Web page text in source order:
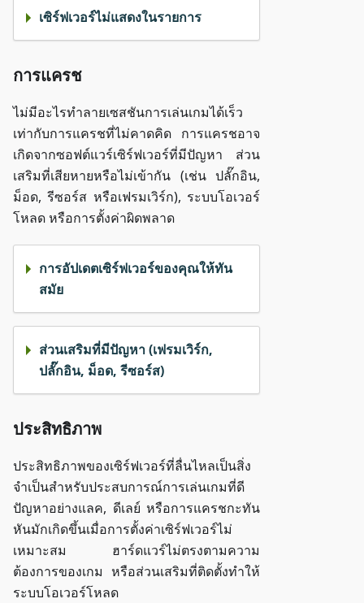
เซิร์ฟเวอร์ไม่แสดงในรายการ
การแครช
ไม่มีอะไรทำลายเซสชันการเล่นเกมได้เร็ว
เท่ากับการแครชที่ไม่คาดคิด การแครชอาจ
เกิดจากซอฟต์แวร์เซิร์ฟเวอร์ที่มีปัญหา ส่วน
เสริมที่เสียหายหรือไม่เข้ากัน (เช่น ปลั๊กอิน,
ม็อด, รีซอร์ส หรือเฟรมเวิร์ก), ระบบโอเวอร์
โหลด หรือการตั้งค่าผิดพลาด
การอัปเดตเซิร์ฟเวอร์ของคุณให้ทัน
สมัย
ส่วนเสริมที่มีปัญหา (เฟรมเวิร์ก,
ปลั๊กอิน, ม็อด, รีซอร์ส)
ประสิทธิภาพ
ประสิทธิภาพของเซิร์ฟเวอร์ที่ลื่นไหลเป็นสิ่ง
จำเป็นสำหรับประสบการณ์การเล่นเกมที่ดี
ปัญหาอย่างแลค, ดีเลย์ หรือการแครชกะทัน
หันมักเกิดขึ้นเมื่อการตั้งค่าเซิร์ฟเวอร์ไม่
เหมาะสม ฮาร์ดแวร์ไม่ตรงตามความ
ต้องการของเกม หรือส่วนเสริมที่ติดตั้งทำให้
ระบบโอเวอร์โหลด